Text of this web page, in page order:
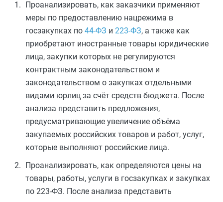
Проанализировать, как заказчики применяют
меры по предоставлению нацрежима в
госзакупках по 44-ФЗ и 223-ФЗ, а также как
приобретают иностранные товары юридические
лица, закупки которых не регулируются
контрактным законодательством и
законодательством о закупках отдельными
видами юрлиц за счёт средств бюджета. После
анализа представить предложения,
предусматривающие увеличение объёма
закупаемых российских товаров и работ, услуг,
которые выполняют российские лица.
Проанализировать, как определяются цены на
товары, работы, услуги в госзакупках и закупках
по 223-ФЗ. После анализа представить